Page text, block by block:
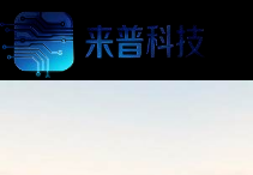
数据库连